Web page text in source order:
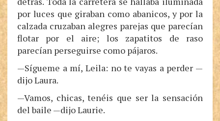
por luces que giraban como abanicos, y por la
calzada cruzaban alegres parejas que parecían
flotar por el aire; los zapatitos de raso
parecían perseguirse como pájaros.
—Sígueme a mí, Leila: no te vayas a perder —
dijo Laura.
—Vamos, chicas, tenéis que ser la sensación
del baile —dijo Laurie.